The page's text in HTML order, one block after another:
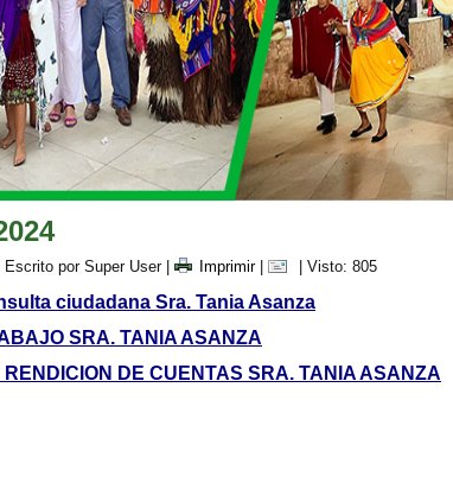
Escrito por Super User| Imprimir| | Visto: 805
ciudadana Sra. Tania Asanza
SRA. TANIA ASANZA
RENDICION DE CUENTAS SRA. TANIA ASANZA